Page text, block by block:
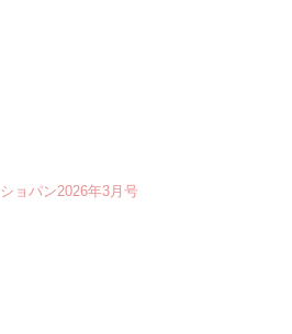
ショパン2026年3月号